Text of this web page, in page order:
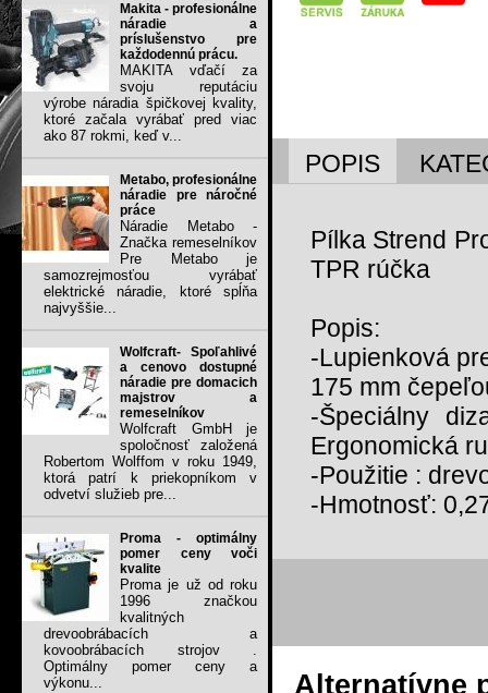
Makita - profesionálne
náradie a
príslušenstvo pre
každodennú prácu.
MAKITA vďačí za
svoju reputáciu
výrobe náradia špičkovej kvality,
ktoré začala vyrábať pred viac
ako 87 rokmi, keď v...
Metabo, profesionálne
náradie pre náročné
práce
Náradie Metabo -
Značka remeselníkov
Pre Metabo je
samozrejmosťou vyrábať
elektrické náradie, ktoré spĺňa
najvyššie...
Wolfcraft- Spoľahlivé
a cenovo dostupné
náradie pre domacich
majstrov a
remeselníkov
Wolfcraft GmbH je
spoločnosť založená
Robertom Wolffom v roku 1949,
ktorá patrí k priekopníkom v
odvetví služieb pre...
Proma - optimálny
pomer ceny voči
kvalite
Proma je už od roku
1996 značkou
kvalitných
drevoobrábacích a
kovoobrábacích strojov .
Optimálny pomer ceny a
výkonu...
POPIS
Pílka Strend
TPR rúčka
Popis:
-Lupienková
175 mm
-Špeciálny
Ergonomická
-Použitie :
-Hmotnosť:
Alternatívne